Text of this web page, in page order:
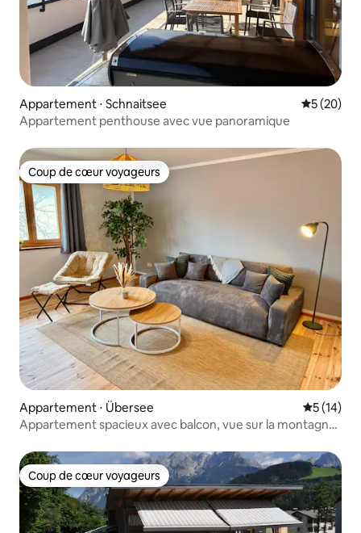
Appartement ⋅ Schnaitsee
5 (20)
Appartement penthouse avec vue panoramique
Coup de cœur voyageurs
Coup de cœur voyageurs
Appartement ⋅ Übersee
5 (14)
Appartement spacieux avec balcon, vue sur la montagne
Coup de cœur voyageurs
Coup de cœur voyageurs